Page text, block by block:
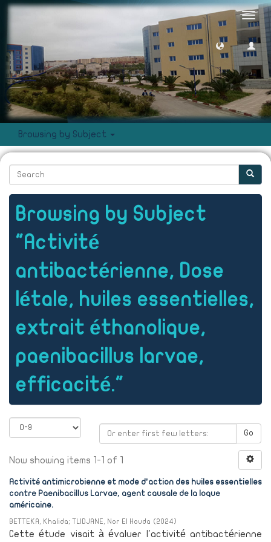
Browsing by Subject
Browsing by Subject
"Activité
antibactérienne, Dose
létale, huiles essentielles,
extrait éthanolique,
paenibacillus larvae,
efficacité."
Go
Now showing items 1-1 of 1
Activité antimicrobienne et mode d’action des huiles essentielles
contre Paenibacillus Larvae, agent causale de la loque
américaine.
BETTEKA, Khalida; TLIDJANE, Nor El Houda (2024)
Cette étude visait à évaluer l'activité antibactérienne